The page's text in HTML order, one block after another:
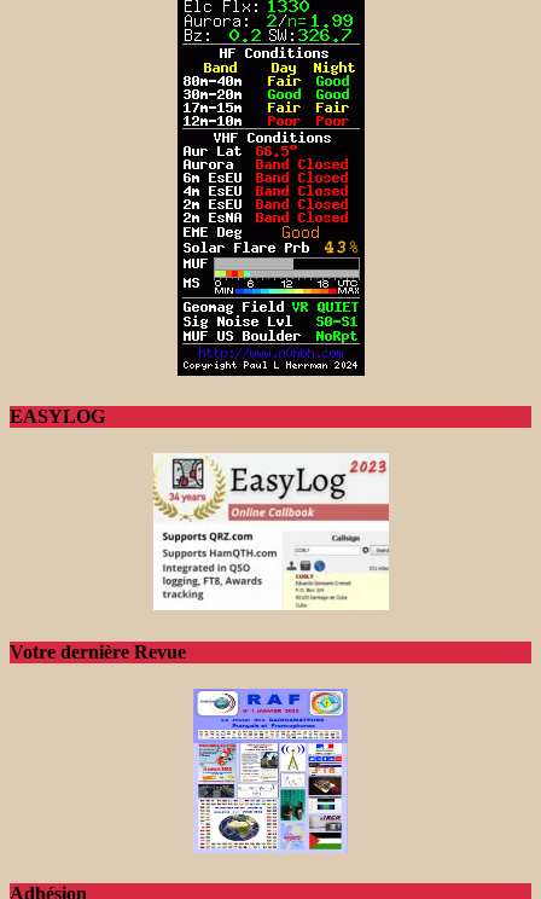
EASYLOG
Votre dernière Revue
Adhésion